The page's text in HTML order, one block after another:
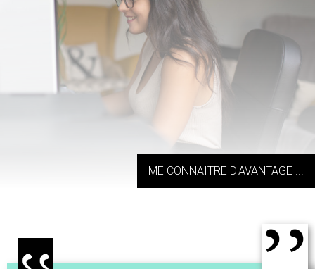
ME CONNAITRE D'AVANTAGE ...